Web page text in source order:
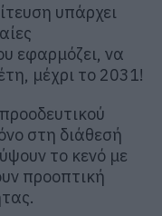
υπάρχει
εφαρμόζει, να
μέχρι το 2031!
στη διάθεσή
το κενό με
προοπτική